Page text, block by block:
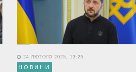
24 ЛЮТОГО 2025, 13:25
НОВИНИ